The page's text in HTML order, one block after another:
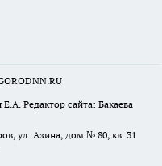
Редактор сайта: Бакаева
ул. Азина, дом № 80, кв. 31